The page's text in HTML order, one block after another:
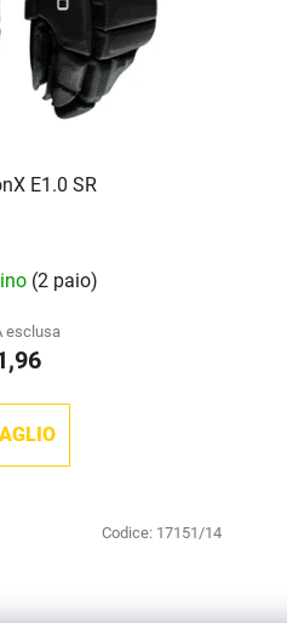
E1.0 SR
(2 paio)
esclusa
Codice: 17151/14